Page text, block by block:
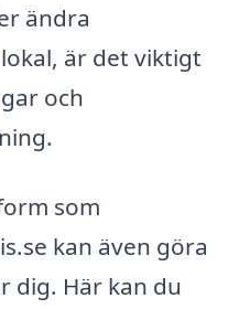
ändra
är det viktigt
och
som
kan även göra
dig. Här kan du